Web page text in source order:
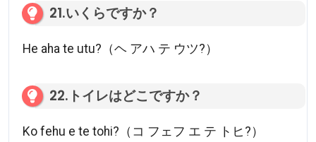
21.いくらですか？
He aha te utu?（ヘ アハ テ ウツ?）
22.トイレはどこですか？
Ko fehu e te tohi?（コ フェフ エ テ トヒ?）